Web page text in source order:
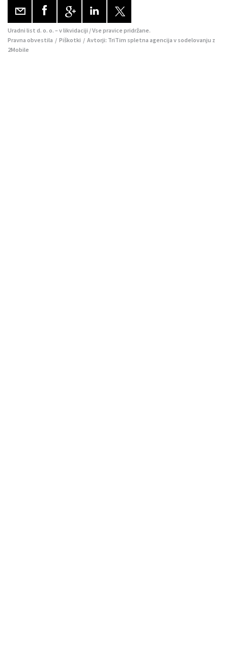
Uradni list d. o. o. – v likvidaciji / Vse pravice pridržane.
Pravna obvestila / Piškotki / Avtorji: TriTim spletna agencija v sodelovanju z
2Mobile